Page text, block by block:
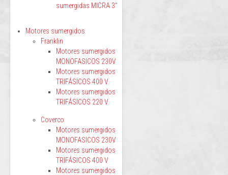
sumergidas MICRA 3"
Motores sumergidos
Franklin
Motores sumergidos
MONOFASICOS 230V
Motores sumergidos
TRIFÁSICOS 400 V
Motores sumergidos
TRIFÁSICOS 220 V
Coverco
Motores sumergidos
MONOFASICOS 230V
Motores sumergidos
TRIFÁSICOS 400 V
Motores sumergidos